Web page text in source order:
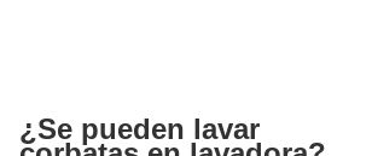
¿Se pueden lavar